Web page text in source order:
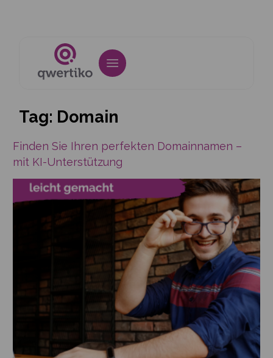
Tag: Domain
Finden Sie Ihren perfekten Domainnamen –
mit KI-Unterstützung